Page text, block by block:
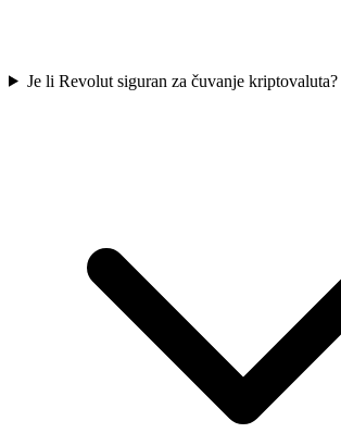
Je li Revolut siguran za čuvanje kriptovaluta?